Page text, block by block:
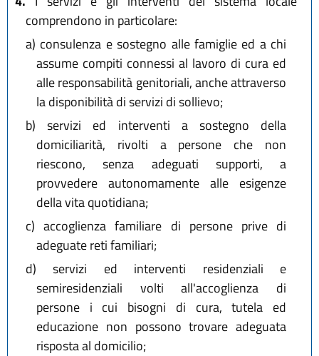
comprendono in particolare:
a) consulenza e sostegno alle famiglie ed a chi
assume compiti connessi al lavoro di cura ed
alle responsabilità genitoriali, anche attraverso
la disponibilità di servizi di sollievo;
b) servizi ed interventi a sostegno della
domiciliarità, rivolti a persone che non
riescono, senza adeguati supporti, a
provvedere autonomamente alle esigenze
della vita quotidiana;
c) accoglienza familiare di persone prive di
adeguate reti familiari;
d) servizi ed interventi residenziali e
semiresidenziali volti all'accoglienza di
persone i cui bisogni di cura, tutela ed
educazione non possono trovare adeguata
risposta al domicilio;